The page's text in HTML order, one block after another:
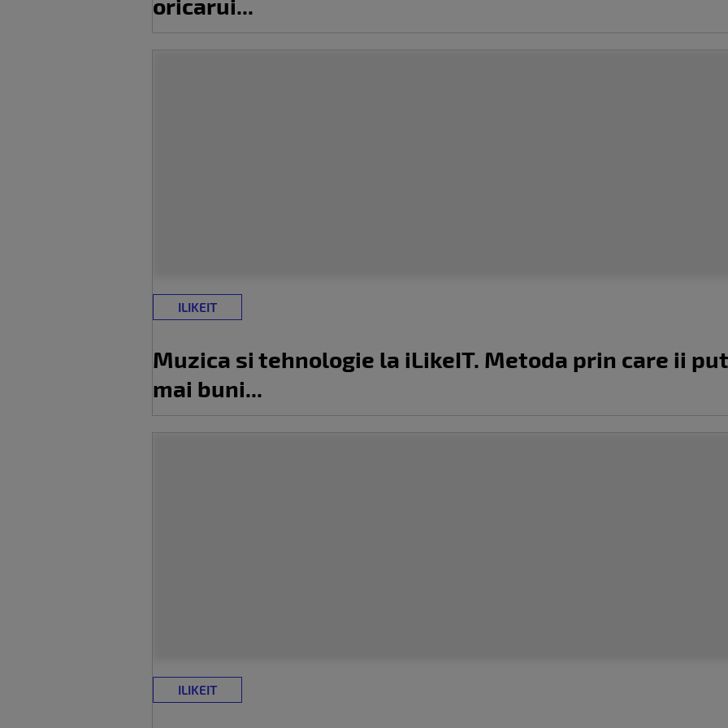
oricarui...
ILIKEIT
Muzica si tehnologie la iLikeIT. Metoda prin care ii
mai buni...
ILIKEIT